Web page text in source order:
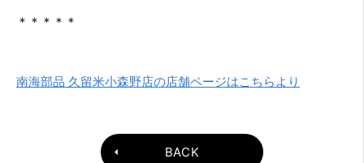
＊＊＊＊＊
南海部品 久留米小森野店の店舗ページはこちらより
BACK